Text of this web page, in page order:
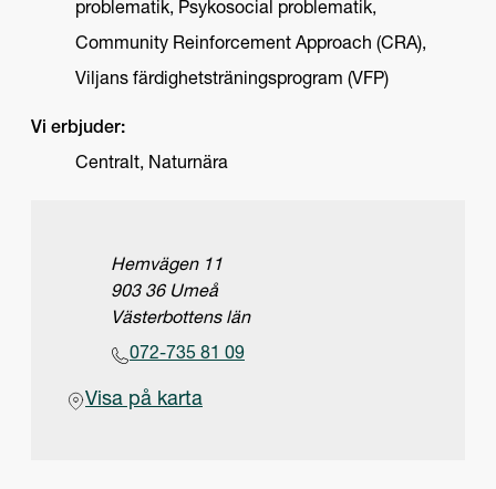
problematik, Psykosocial problematik,
Community Reinforcement Approach (CRA),
Viljans färdighetsträningsprogram (VFP)
Vi erbjuder:
Centralt, Naturnära
AdressHemvägen 11
903 36 Umeå
Västerbottens län
Telefon 072-735 81 09
Visa på karta(Öppnas i ny flik)